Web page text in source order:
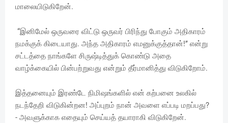
மாலையிடுகிறேன்.
“இனிமேல் ஒருவரை விட்டு ஒருவர் பிரிந்து போகும் அதிகாரம்
நமக்குக் கிடையாது. அந்த அதிகாரம் எமனுக்குத்தான்!’’ என்று
சட்டத்தை நாங்களே சிருஷ்டித்துக் கொண்டு அதை
வாழ்க்கையில் பின்பற்றுவது என்றும் தீர்மானித்து விடுகிறோம்.
இத்தனையும் இரண்டே நிமிஷங்களில் என் கற்பனை உலகில்
நடந்தேறி விடுகின்றன! அப்புறம் நான் அவளை எப்படி மறப்பது?
- அவளுக்காக எதையும் செய்யத் தயாராகி விடுகிறேன்.